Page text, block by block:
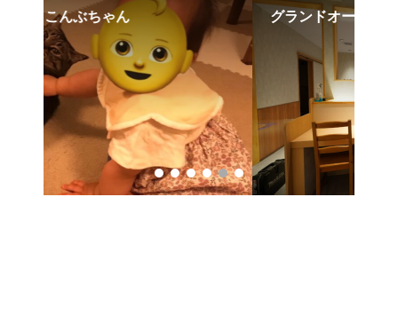
グランドオープンのお知らせ